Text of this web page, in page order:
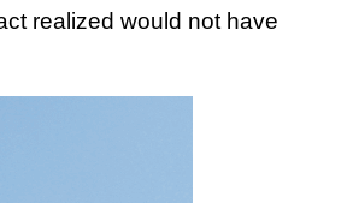
realized would not have